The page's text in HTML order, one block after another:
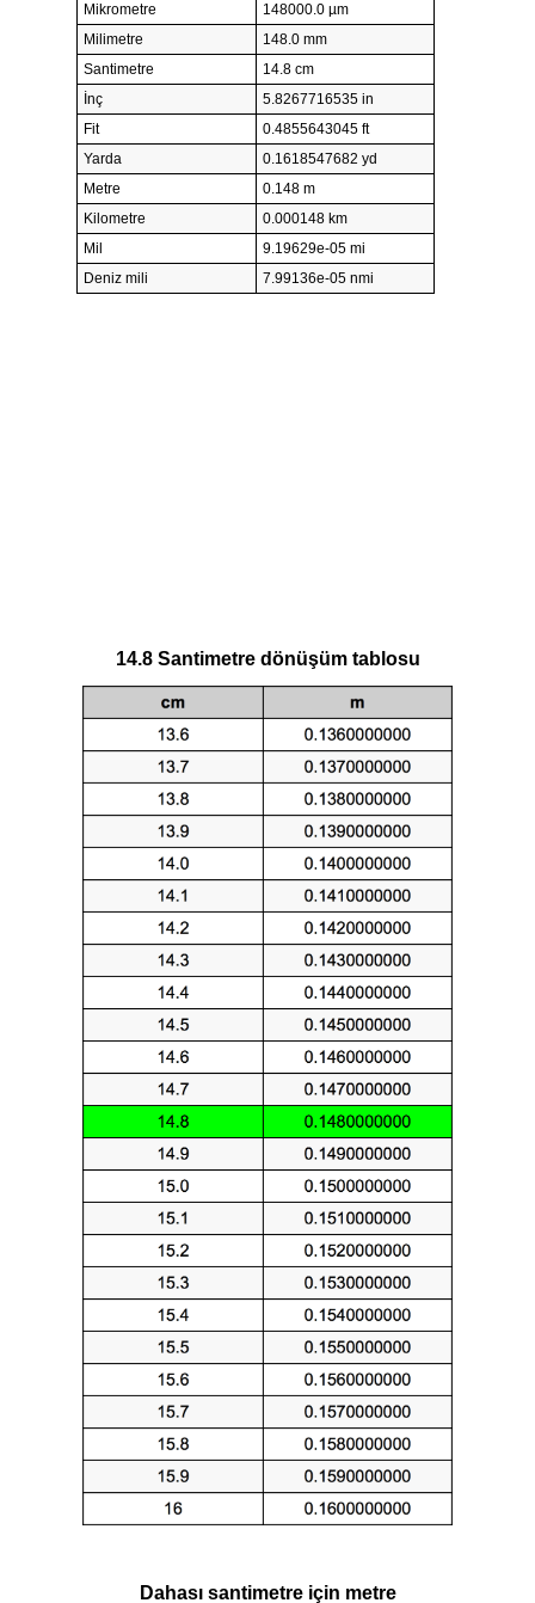
Mikrometre
148000.0 µm
Milimetre
148.0 mm
Santimetre
14.8 cm
İnç
5.8267716535 in
Fit
0.4855643045 ft
Yarda
0.1618547682 yd
Metre
0.148 m
Kilometre
0.000148 km
Mil
9.19629e-05 mi
Deniz mili
7.99136e-05 nmi
14.8 Santimetre dönüşüm tablosu
Dahası santimetre için metre